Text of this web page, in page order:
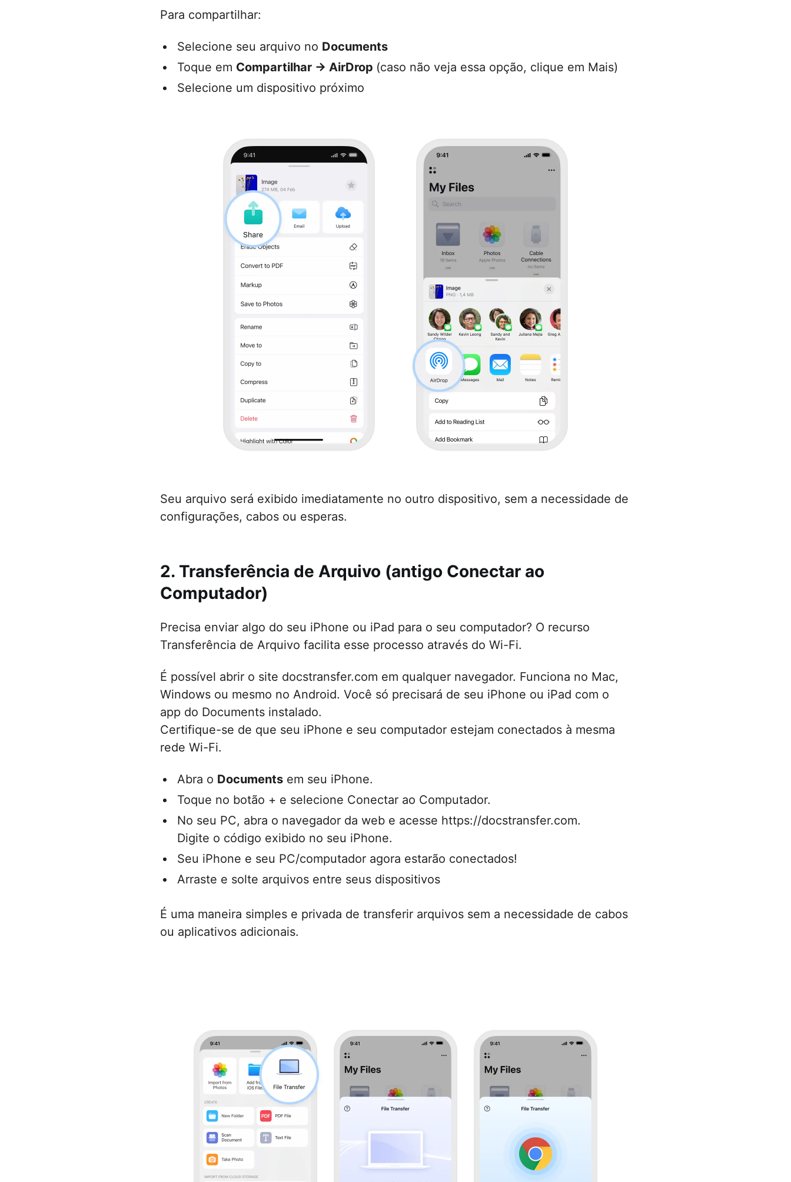
Para compartilhar:
Selecione seu arquivo no Documents
Toque em Compartilhar → AirDrop (caso não veja essa opção, clique em Mais)
Selecione um dispositivo próximo
Seu arquivo será exibido imediatamente no outro dispositivo, sem a necessidade de
configurações, cabos ou esperas.
2. Transferência de Arquivo (antigo Conectar ao
Computador)
Precisa enviar algo do seu iPhone ou iPad para o seu computador? O recurso
Transferência de Arquivo facilita esse processo através do Wi-Fi.
É possível abrir o site docstransfer.com em qualquer navegador. Funciona no Mac,
Windows ou mesmo no Android. Você só precisará de seu iPhone ou iPad com o
app do Documents instalado.
Certifique-se de que seu iPhone e seu computador estejam conectados à mesma
rede Wi-Fi.
Abra o Documents em seu iPhone.
Toque no botão + e selecione Conectar ao Computador.
No seu PC, abra o navegador da web e acesse https://docstransfer.com.
Digite o código exibido no seu iPhone.
Seu iPhone e seu PC/computador agora estarão conectados!
Arraste e solte arquivos entre seus dispositivos
É uma maneira simples e privada de transferir arquivos sem a necessidade de cabos
ou aplicativos adicionais.